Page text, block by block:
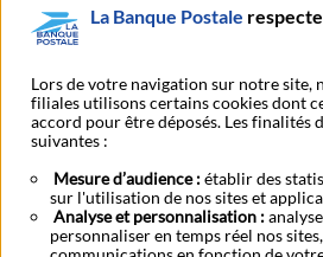
Protection des Données à Caractère
CookiesGestion des cookies
Contestation et réclamation
Alertes fraudes et points de vigilance
Aide navigateur et systèmes
Vider le cache de votre navigateur
Accessibilité – Partiellement conforme
La Banque Postale
Lors de votre navigation sur notre site,
filiales utilisons certains cookies dont
accord pour être déposés. Les finalités
suivantes :
Mesure d’audience :établir des
sur l'utilisation de nos sites et
Analyse et personnalisation :
personnaliser en temps réel nos